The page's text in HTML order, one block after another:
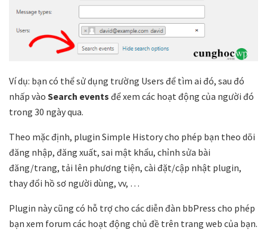
Ví dụ: bạn có thể sử dụng trường Users để tìm ai đó, sau đó
nhấp vào Search events để xem các hoạt động của người đó
trong 30 ngày qua.
Theo mặc định, plugin Simple History cho phép bạn theo dõi
đăng nhập, đăng xuất, sai mật khẩu, chỉnh sửa bài
đăng/trang, tải lên phương tiện, cài đặt/cập nhật plugin,
thay đổi hồ sơ người dùng, vv, …
Plugin này cũng có hỗ trợ cho các diễn đàn bbPress cho phép
bạn xem forum các hoạt động chủ đề trên trang web của bạn.